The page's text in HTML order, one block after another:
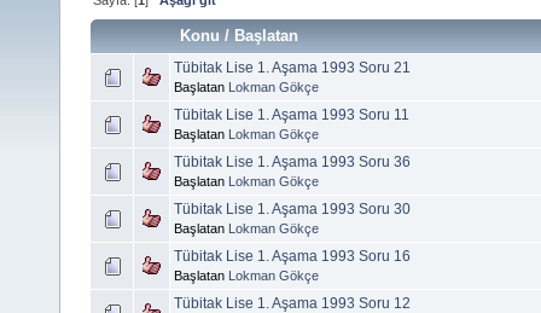
Konu /Başlatan
Tübitak Lise 1. Aşama 1993 Soru 21
Başlatan Lokman Gökçe
Tübitak Lise 1. Aşama 1993 Soru 11
Başlatan Lokman Gökçe
Tübitak Lise 1. Aşama 1993 Soru 36
Başlatan Lokman Gökçe
Tübitak Lise 1. Aşama 1993 Soru 30
Başlatan Lokman Gökçe
Tübitak Lise 1. Aşama 1993 Soru 16
Başlatan Lokman Gökçe
Tübitak Lise 1. Aşama 1993 Soru 12